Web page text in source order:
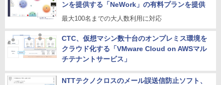
ンを提供する「NeWork」の有料プランを提供
最大100名までの大人数利用に対応
CTC、仮想マシン数十台のオンプレミス環境を
クラウド化する「VMware Cloud on AWSマル
チテナントサービス」
NTTテクノクロスのメール誤送信防止ソフト、